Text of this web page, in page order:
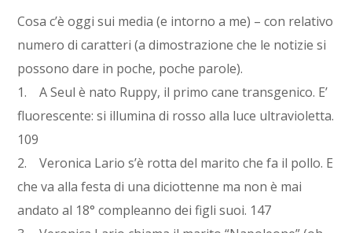
Cosa c’è oggi sui media (e intorno a me) – con relativo
numero di caratteri (a dimostrazione che le notizie si
possono dare in poche, poche parole).
1. A Seul è nato Ruppy, il primo cane transgenico. E’
fluorescente: si illumina di rosso alla luce ultravioletta.
109
2. Veronica Lario s’è rotta del marito che fa il pollo. E
che va alla festa di una diciottenne ma non è mai
andato al 18° compleanno dei figli suoi. 147